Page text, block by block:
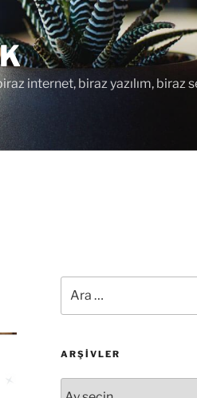
internet, biraz yazılım, biraz
ARŞIVLER